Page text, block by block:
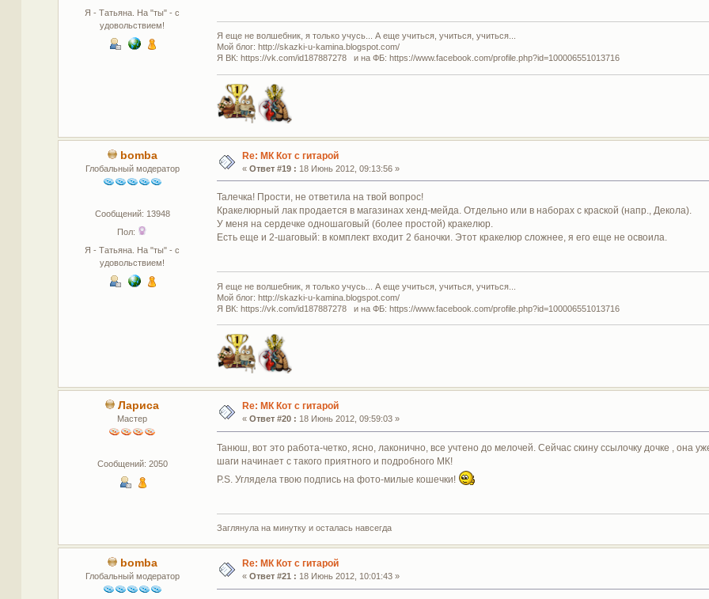
Я - Татьяна. На "ты" - с
удовольствием!
Я еще не волшебник, я только учусь... А еще учиться, учиться, учиться...
Мой блог: http://skazki-u-kamina.blogspot.com/
Я ВК: https://vk.com/id187887278 и на ФБ: https://www.facebook.com/profile.php?id=100006551013716
bomba
Глобальный модератор
Сообщений: 13948
Пол:
Я - Татьяна. На "ты" - с
удовольствием!
Re: МК Кот с гитарой
« Ответ #19 : 18 Июнь 2012, 09:13:56 »
Талечка! Прости, не ответила на твой вопрос!
Кракелюрный лак продается в магазинах хенд-мейда. Отдельно или в наборах с краской (напр., Декола).
У меня на сердечке одношаговый (более простой) кракелюр.
Есть еще и 2-шаговый: в комплект входит 2 баночки. Этот кракелюр сложнее, я его еще не освоила.
Я еще не волшебник, я только учусь... А еще учиться, учиться, учиться...
Мой блог: http://skazki-u-kamina.blogspot.com/
Я ВК: https://vk.com/id187887278 и на ФБ: https://www.facebook.com/profile.php?id=100006551013716
Лариса
Мастер
Сообщений: 2050
Re: МК Кот с гитарой
« Ответ #20 : 18 Июнь 2012, 09:59:03 »
Танюш, вот это работа-четко, ясно, лаконично, все учтено до мелочей. Сейчас скину ссылочку дочке , она
шаги начинает с такого приятного и подробного МК!
Р.S. Углядела твою подпись на фото-милые кошечки!
Заглянула на минутку и осталась навсегда
bomba
Глобальный модератор
Re: МК Кот с гитарой
« Ответ #21 : 18 Июнь 2012, 10:01:43 »